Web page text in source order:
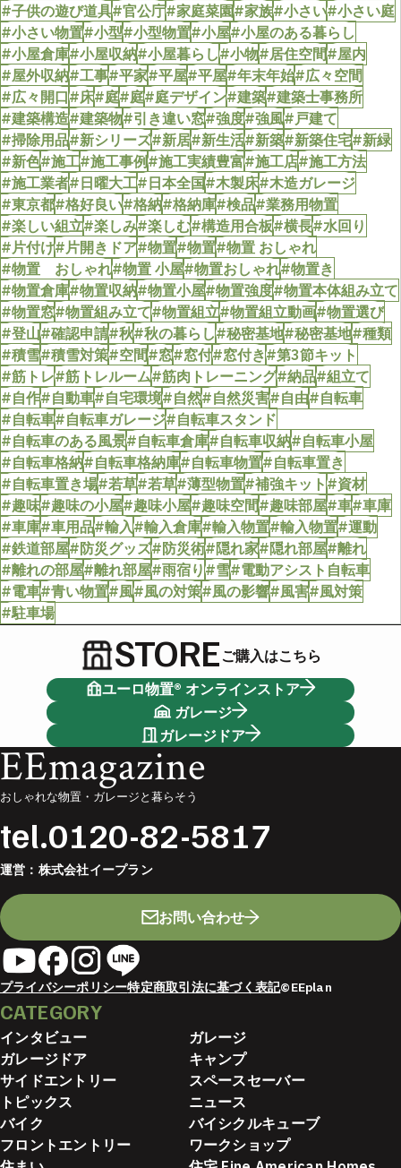
#子供の遊び道具#官公庁#家庭菜園#家族#小さい#小さい庭
#小さい物置#小型#小型物置#小屋#小屋のある暮らし
#小屋倉庫#小屋収納#小屋暮らし#小物#居住空間#屋内
#屋外収納#工事#平家#平屋#平屋#年末年始#広々空間
#広々開口#床#庭#庭#庭デザイン#建築#建築士事務所
#建築構造#建築物#引き違い窓#強度#強風#戸建て
#掃除用品#新シリーズ#新居#新生活#新築#新築住宅#新緑
#新色#施工#施工事例#施工実績豊富#施工店#施工方法
#施工業者#日曜大工#日本全国#木製床#木造ガレージ
#東京都#格好良い#格納#格納庫#検品#業務用物置
#楽しい組立#楽しみ#楽しむ#構造用合板#横長#水回り
#片付け#片開きドア#物置#物置#物置 おしゃれ
#物置 おしゃれ#物置 小屋#物置おしゃれ#物置き
#物置倉庫#物置収納#物置小屋#物置強度#物置本体組み立て
#物置窓#物置組み立て#物置組立#物置組立動画#物置選び
#登山#確認申請#秋#秋の暮らし#秘密基地#秘密基地#種類
#積雪#積雪対策#空間#窓#窓付#窓付き#第3節キット
#筋トレ#筋トレルーム#筋肉トレーニング#納品#組立て
#自作#自動車#自宅環境#自然#自然災害#自由#自転車
#自転車#自転車ガレージ#自転車スタンド
#自転車のある風景#自転車倉庫#自転車収納#自転車小屋
#自転車格納#自転車格納庫#自転車物置#自転車置き
#自転車置き場#若草#若草#薄型物置#補強キット#資材
#趣味#趣味の小屋#趣味小屋#趣味空間#趣味部屋#車#車庫
#車庫#車用品#輸入#輸入倉庫#輸入物置#輸入物置#運動
#鉄道部屋#防災グッズ#防災術#隠れ家#隠れ部屋#離れ
#離れの部屋#離れ部屋#雨宿り#雪#電動アシスト自転車
#電車#青い物置#風#風の対策#風の影響#風害#風対策
#駐車場
STOREご購入はこちら
ユーロ物置® オンラインストア
ガレージ
ガレージドア
EEmagazine
おしゃれな物置・ガレージと暮らそう
tel.0120-82-5817
運営： 株式会社イープラン
お問い合わせ
プライバシーポリシー特定商取引法に基づく表記©EEplan
CATEGORY
インタビュー
ガレージ
ガレージドア
キャンプ
サイドエントリー
スペースセーバー
トピックス
ニュース
バイク
バイシクルキューブ
フロントエントリー
ワークショップ